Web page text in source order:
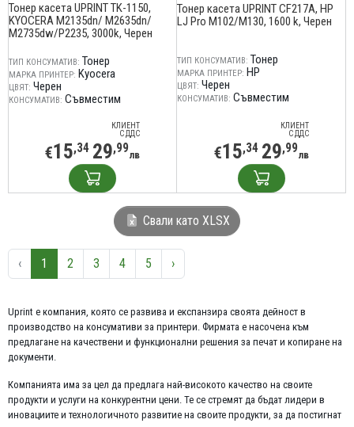
Тонер касета UPRINT TK-1150,
KYOCERA M2135dn/ M2635dn/
M2735dw/P2235, 3000k, Черен
ТИП КОНСУМАТИВ: Тонер
МАРКА ПРИНТЕР: Kyocera
ЦВЯТ: Черен
КОНСУМАТИВ: Съвместим
КЛИЕНТ
С ДДС
€15,34 29,99лв
Тонер касета UPRINT CF217A, HP
LJ Pro M102/M130, 1600 k, Черен
ТИП КОНСУМАТИВ: Тонер
МАРКА ПРИНТЕР: HP
ЦВЯТ: Черен
КОНСУМАТИВ: Съвместим
КЛИЕНТ
С ДДС
€15,34 29,99лв
Свали като XLSX
‹ 1 2 3 4 5 ›
Uprint е компания, която се развива и експанзира своята дейност в
производство на консумативи за принтери. Фирмата е насочена към
предлагане на качествени и функционални решения за печат и копиране на
документи.
Компанията има за цел да предлага най-високото качество на своите
продукти и услуги на конкурентни цени. Те се стремят да бъдат лидери в
иновациите и технологичното развитие на своите продукти, за да постигнат